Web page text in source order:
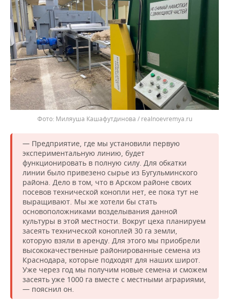
Миляуша Кашафутдинова / realnoevremya.ru
— Предприятие, где мы установили первую
экспериментальную линию, будет
функционировать в полную силу. Для обкатки
линии было привезено сырье из Бугульминского
района. Дело в том, что в Арском районе своих
посевов технической конопли нет, ее пока тут не
выращивают. Мы же хотели бы стать
основоположниками возделывания данной
культуры в этой местности. Вокруг цеха планируем
засеять технической коноплей 30 га земли,
которую взяли в аренду. Для этого мы приобрели
высококачественные районированные семена из
Краснодара, которые подходят для наших широт.
Уже через год мы получим новые семена и сможем
засеять уже 1000 га вместе с местными аграриями,
— пояснил он.